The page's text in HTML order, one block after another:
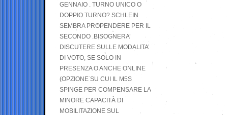
GENNAIO . TURNO UNICO O
DOPPIO TURNO? SCHLEIN
SEMBRA PROPENDERE PER IL
SECONDO .BISOGNERA’
DISCUTERE SULLE MODALITA’
DI VOTO, SE SOLO IN
PRESENZA O ANCHE ONLINE
(OPZIONE SU CUI IL M5S
SPINGE PER COMPENSARE LA
MINORE CAPACITÀ DI
MOBILITAZIONE SUL